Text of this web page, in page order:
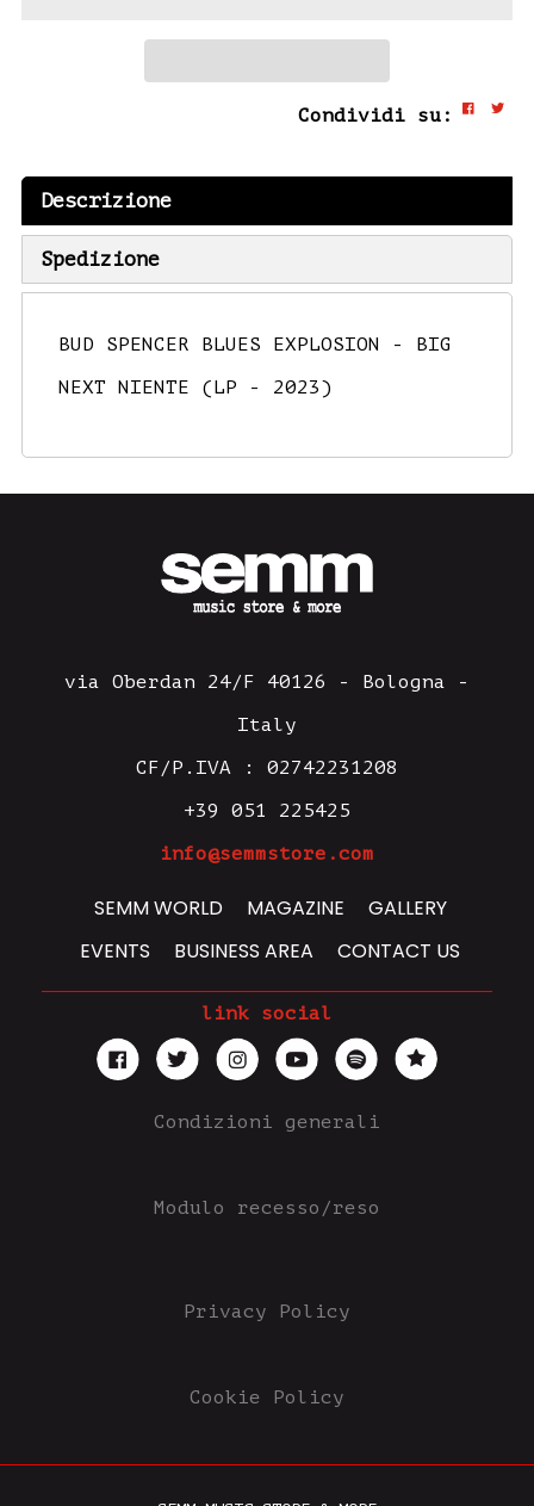
Condividi su:
Descrizione
Spedizione
BUD SPENCER BLUES EXPLOSION - BIG
NEXT NIENTE (LP - 2023)
via Oberdan 24/F 40126 - Bologna -
Italy
CF/P.IVA : 02742231208
+39 051 225425
info@semmstore.com
SEMM WORLD MAGAZINE
GALLERY
EVENTS
BUSINESS AREA CONTACT US
link social
Condizioni generali
Modulo recesso/reso
Privacy Policy
Cookie Policy